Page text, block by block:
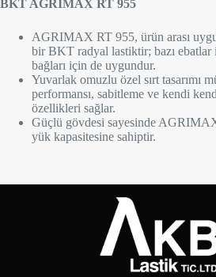
BKT AGRIMAX RT 955
AGRIMAX RT 955, ürün arası
bir BKT radyal lastiktir; bazı ebatlar
bağları için de uygundur.
Yuvarlak omuzlu özel sırt tasarımı
performansı, sabitleme ve kendi
özellikleri sağlar.
Güçlü gövdesi sayesinde
yük kapasitesine sahiptir.